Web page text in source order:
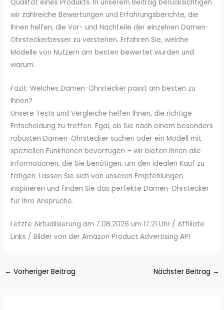
Qualität eines Produkts. In unserem Beitrag berücksichtigen
wir zahlreiche Bewertungen und Erfahrungsberichte, die
Ihnen helfen, die Vor- und Nachteile der einzelnen Damen-
Ohrsteckerbesser zu verstehen. Erfahren Sie, welche
Modelle von Nutzern am besten bewertet wurden und
warum.
Fazit: Welches Damen-Ohrstecker passt am besten zu
Ihnen?
Unsere Tests und Vergleiche helfen Ihnen, die richtige
Entscheidung zu treffen. Egal, ob Sie nach einem besonders
robusten Damen-Ohrstecker suchen oder ein Modell mit
speziellen Funktionen bevorzugen – wir bieten Ihnen alle
Informationen, die Sie benötigen, um den idealen Kauf zu
tätigen. Lassen Sie sich von unseren Empfehlungen
inspirieren und finden Sie das perfekte Damen-Ohrstecker
für Ihre Ansprüche.
Letzte Aktualisierung am 7.08.2026 um 17:21 Uhr / Affiliate
Links / Bilder von der Amazon Product Advertising API
← Vorheriger Beitrag Nächster Beitrag →